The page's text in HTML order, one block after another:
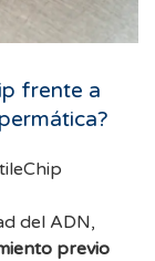
frente a
del ADN,
previo